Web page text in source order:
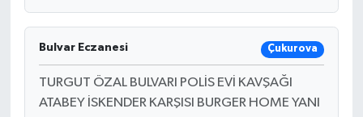
Bulvar Eczanesi Çukurova
TURGUT ÖZAL BULVARI POLİS EVİ KAVŞAĞI
ATABEY İSKENDER KARŞISI BURGER HOME YANI